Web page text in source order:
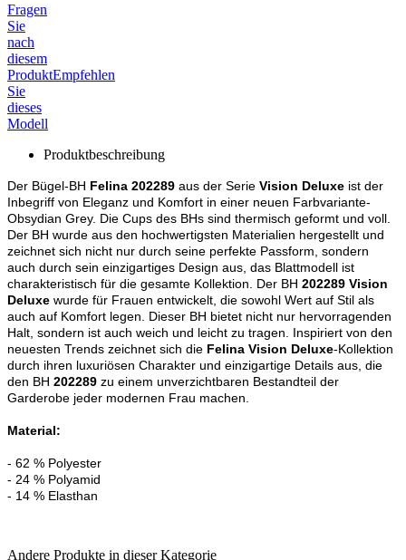
Fragen
Sie
nach
diesem
ProduktEmpfehlen
Sie
dieses
Modell
Produktbeschreibung
Der Bügel-BH Felina 202289 aus der Serie Vision Deluxe ist der
Inbegriff von Eleganz und Komfort in einer neuen Farbvariante-
Obsydian Grey. Die Cups des BHs sind thermisch geformt und voll.
Der BH wurde aus den hochwertigsten Materialien hergestellt und
zeichnet sich nicht nur durch seine perfekte Passform, sondern
auch durch sein einzigartiges Design aus, das Blattmodell ist
charakteristisch für die gesamte Kollektion. Der BH 202289 Vision
Deluxe wurde für Frauen entwickelt, die sowohl Wert auf Stil als
auch auf Komfort legen. Dieser BH bietet nicht nur hervorragenden
Halt, sondern ist auch weich und leicht zu tragen. Inspiriert von den
neuesten Trends zeichnet sich die Felina Vision Deluxe-Kollektion
durch ihren luxuriösen Charakter und einzigartige Details aus, die
den BH 202289 zu einem unverzichtbaren Bestandteil der
Garderobe jeder modernen Frau machen.
Material:
- 62 % Polyester
- 24 % Polyamid
- 14 % Elasthan
Andere Produkte in dieser Kategorie